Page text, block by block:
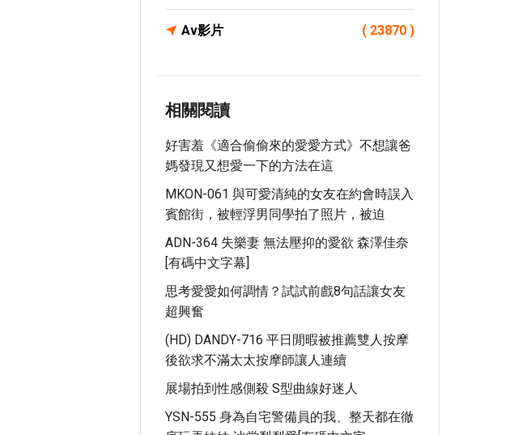
Av影片 ( 23870 )
相關閱讀
好害羞《適合偷偷來的愛愛方式》不想讓爸
媽發現又想愛一下的方法在這
MKON-061 與可愛清純的女友在約會時誤入
賓館街，被輕浮男同學拍了照片，被迫
ADN-364 失樂妻 無法壓抑的愛欲 森澤佳奈
[有碼中文字幕]
思考愛愛如何調情？試試前戲8句話讓女友
超興奮
(HD) DANDY-716 平日閒暇被推薦雙人按摩
後欲求不滿太太按摩師讓人連續
展場拍到性感側殺 S型曲線好迷人
YSN-555 身為自宅警備員的我、整天都在徹